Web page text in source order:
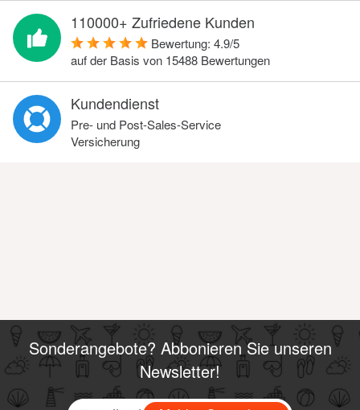
110000+ Zufriedene Kunden
Bewertung: 4.9/5
auf der Basis von 15488 Bewertungen
Kundendienst
Pre- und Post-Sales-Service
Versicherung
Sonderangebote? Abbonieren Sie unseren
Newsletter!